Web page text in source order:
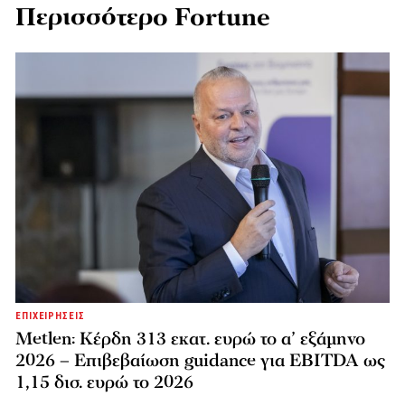
Περισσότερο Fortune
ΕΠΙΧΕΙΡΗΣΕΙΣ
Metlen: Κέρδη 313 εκατ. ευρώ το α’ εξάμηνο
2026 – Επιβεβαίωση guidance για EBITDA ως
1,15 δισ. ευρώ το 2026